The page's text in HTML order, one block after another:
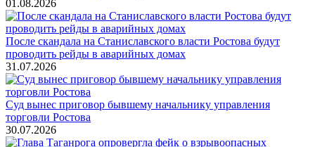
01.08.2026
После скандала на Станиславского власти Ростова будут
проводить рейды в аварийных домах
31.07.2026
Суд вынес приговор бывшему начальнику управления
торговли Ростова
30.07.2026